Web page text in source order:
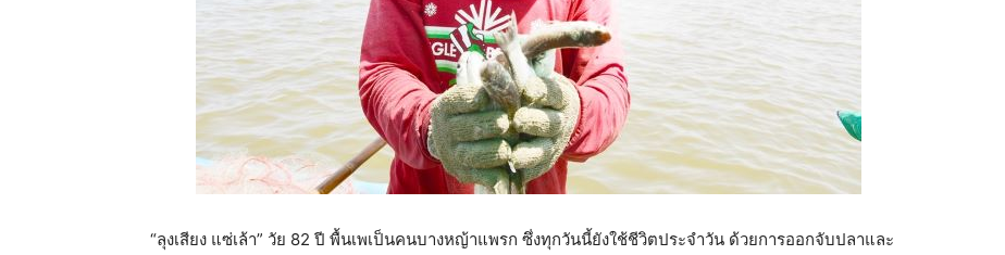
“ลุงเสียง แซ่เล้า” วัย 82 ปี พื้นเพเป็นคนบางหญ้าแพรก ซึ่งทุกวันนี้ยังใช้ชีวิตประจำวัน ด้วยการออกจับปลาและ